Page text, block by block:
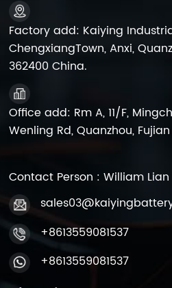
wiederaufladbare
Ventilatoren, Rolltore
Lautsprecher.tragbare
Stromversorgungsstation
usw.
Factory add: Kaiying
ChengxiangTown, Anxi,
362400 China.
Office add: Rm A, 11/F,
Wenling Rd, Quanzhou,
Contact Person : William Lian
+8613559081537
+8613559081537